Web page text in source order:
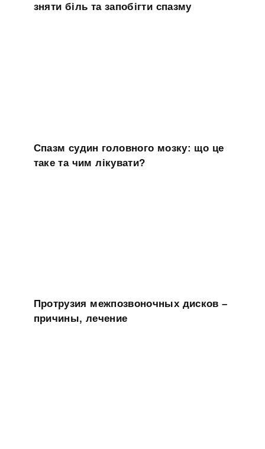
зняти біль та запобігти спазму
Спазм судин головного мозку: що це
таке та чим лікувати?
Протрузия межпозвоночных дисков –
причины, лечение